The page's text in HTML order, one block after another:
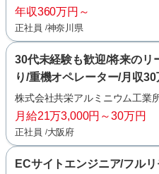
年収360万円～
正社員 神奈川県
30代未経験も歓迎/将来のリ
り/重機オペレーター/月収30
株式会社共栄アルミニウム工業
月給21万3,000円～30万円
正社員 大阪府
ECサイトエンジニア/フル